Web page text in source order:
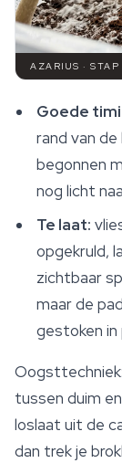
AZARIUS ·
Goede
rand van
begonnen
nog licht
Te laat:
opgekruld,
zichtbaar
maar de
gestoken in
tussen duim
loslaat uit de
dan trek je